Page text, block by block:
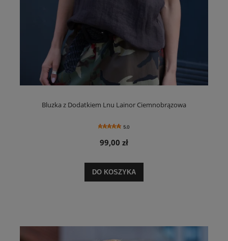
Bluzka z Dodatkiem Lnu Lainor Ciemnobrązowa
5.0
99,00 zł
DO KOSZYKA